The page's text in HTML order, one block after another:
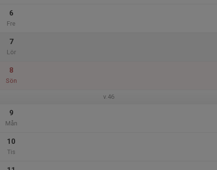
6
Fre
7
Lör
8
Sön
v.46
9
Mån
10
Tis